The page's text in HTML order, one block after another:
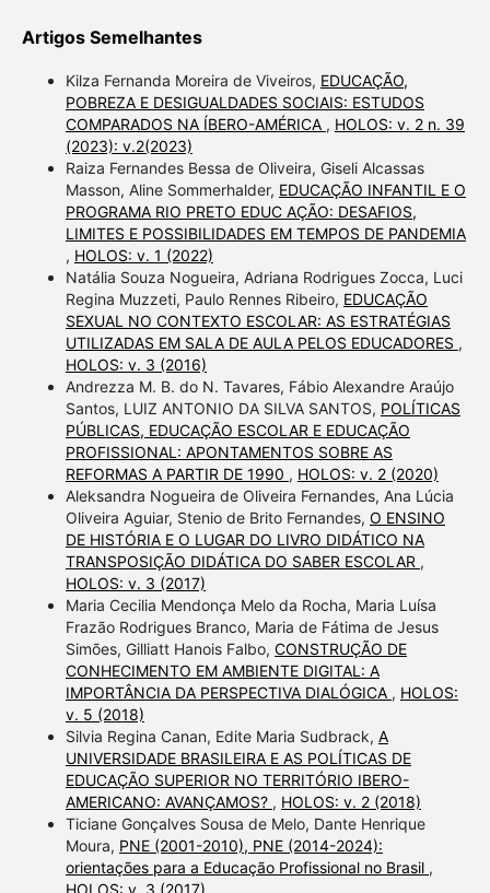
Artigos Semelhantes
Kilza Fernanda Moreira de Viveiros, EDUCAÇÃO,
POBREZA E DESIGUALDADES SOCIAIS: ESTUDOS
COMPARADOS NA ÍBERO-AMÉRICA , HOLOS: v. 2 n. 39
(2023): v.2(2023)
Raiza Fernandes Bessa de Oliveira, Giseli Alcassas
Masson, Aline Sommerhalder, EDUCAÇÃO INFANTIL E O
PROGRAMA RIO PRETO EDUC AÇÃO: DESAFIOS,
LIMITES E POSSIBILIDADES EM TEMPOS DE PANDEMIA
, HOLOS: v. 1 (2022)
Natália Souza Nogueira, Adriana Rodrigues Zocca, Luci
Regina Muzzeti, Paulo Rennes Ribeiro, EDUCAÇÃO
SEXUAL NO CONTEXTO ESCOLAR: AS ESTRATÉGIAS
UTILIZADAS EM SALA DE AULA PELOS EDUCADORES ,
HOLOS: v. 3 (2016)
Andrezza M. B. do N. Tavares, Fábio Alexandre Araújo
Santos, LUIZ ANTONIO DA SILVA SANTOS, POLÍTICAS
PÚBLICAS, EDUCAÇÃO ESCOLAR E EDUCAÇÃO
PROFISSIONAL: APONTAMENTOS SOBRE AS
REFORMAS A PARTIR DE 1990 , HOLOS: v. 2 (2020)
Aleksandra Nogueira de Oliveira Fernandes, Ana Lúcia
Oliveira Aguiar, Stenio de Brito Fernandes, O ENSINO
DE HISTÓRIA E O LUGAR DO LIVRO DIDÁTICO NA
TRANSPOSIÇÃO DIDÁTICA DO SABER ESCOLAR ,
HOLOS: v. 3 (2017)
Maria Cecilia Mendonça Melo da Rocha, Maria Luísa
Frazão Rodrigues Branco, Maria de Fátima de Jesus
Simões, Gilliatt Hanois Falbo, CONSTRUÇÃO DE
CONHECIMENTO EM AMBIENTE DIGITAL: A
IMPORTÂNCIA DA PERSPECTIVA DIALÓGICA , HOLOS:
v. 5 (2018)
Silvia Regina Canan, Edite Maria Sudbrack, A
UNIVERSIDADE BRASILEIRA E AS POLÍTICAS DE
EDUCAÇÃO SUPERIOR NO TERRITÓRIO IBERO-
AMERICANO: AVANÇAMOS? , HOLOS: v. 2 (2018)
Ticiane Gonçalves Sousa de Melo, Dante Henrique
Moura, PNE (2001-2010), PNE (2014-2024):
orientações para a Educação Profissional no Brasil ,
HOLOS: v. 3 (2017)